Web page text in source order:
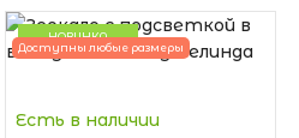
НОВИНКА
Доступны любые размеры
Есть в наличии